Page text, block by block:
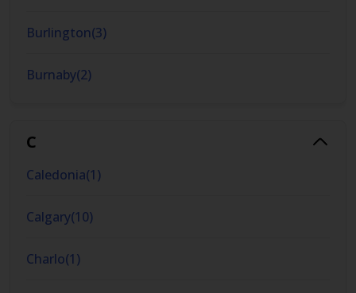
Burlington(3)
Burnaby(2)
C
Caledonia(1)
Calgary(10)
Charlo(1)